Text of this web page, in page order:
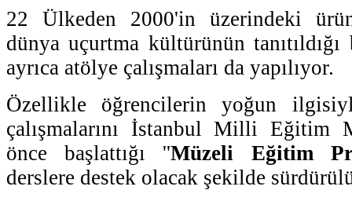
22 Ülkeden 2000'in üzerindeki
dünya uçurtma kültürünün
ayrıca atölye çalışmaları da yapılıyor.
Özellikle öğrencilerin yoğun
çalışmalarını İstanbul Milli Eğitim
önce başlattığı ''Müzeli Eğitim
derslere destek olacak şekilde